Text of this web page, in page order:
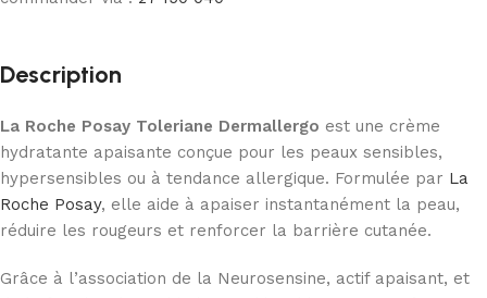
Description
La Roche Posay Toleriane Dermallergo est une crème
hydratante apaisante conçue pour les peaux sensibles,
hypersensibles ou à tendance allergique. Formulée par La
Roche Posay, elle aide à apaiser instantanément la peau,
réduire les rougeurs et renforcer la barrière cutanée.
Grâce à l’association de la Neurosensine, actif apaisant, et